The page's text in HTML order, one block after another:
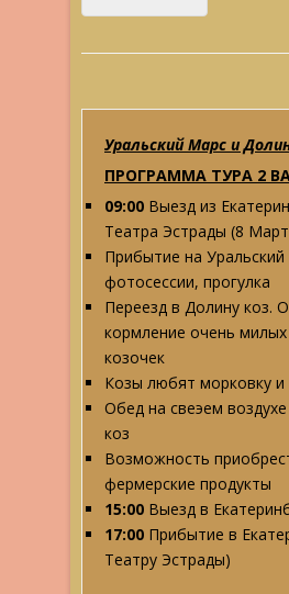
Уральский Марс и
ПРОГРАММА ТУРА 2
09:00 Выезд из
Театра Эстрады (8
Прибытие на
фотосессии, прогулка
Переезд в Долину коз.
кормление очень
козочек
Козы любят морковку и
Обед на свеэем
коз
Возможность
фермерские продукты
15:00 Выезд в
17:00 Прибытие в
Театру Эстрады)